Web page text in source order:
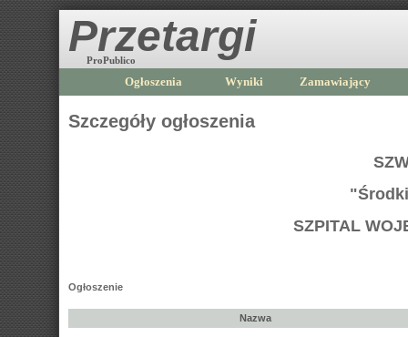
Przetargi
ProPublico
Ogłoszenia Wyniki Zamawiający
Szczegóły ogłoszenia
SZPITAL
Ogłoszenie
Nazwa